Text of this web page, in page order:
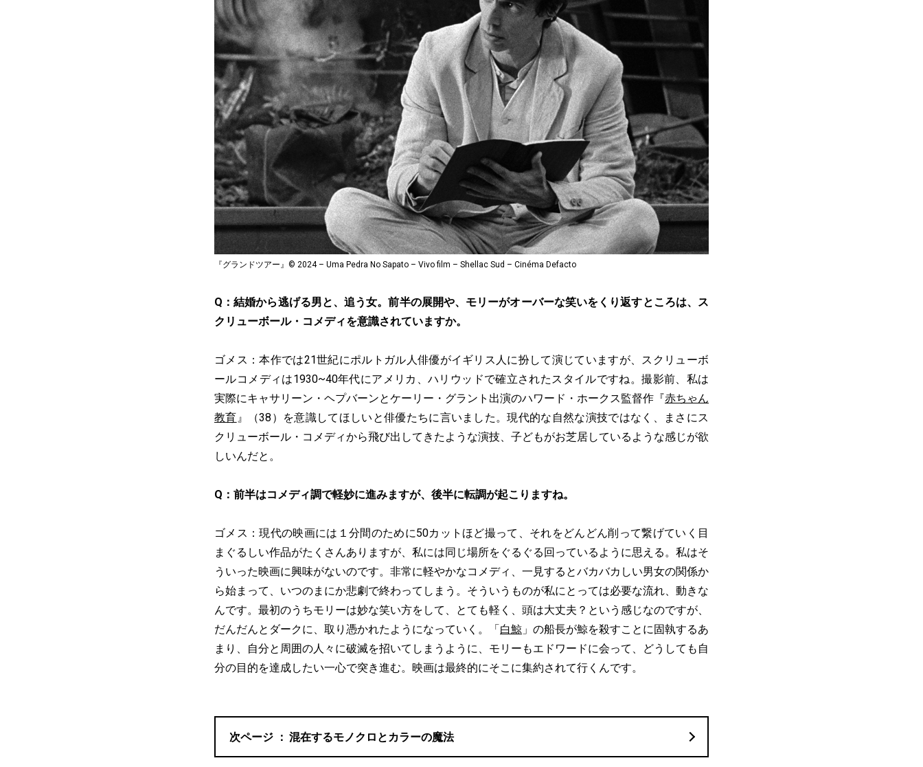
『グランドツアー』© 2024 – Uma Pedra No Sapato – Vivo film – Shellac Sud – Cinéma Defacto
Q：結婚から逃げる男と、追う女。前半の展開や、モリーがオーバーな笑いをくり返すところは、ス
クリューボール・コメディを意識されていますか。
ゴメス：本作では21世紀にポルトガル人俳優がイギリス人に扮して演じていますが、スクリューボ
ールコメディは1930~40年代にアメリカ、ハリウッドで確立されたスタイルですね。撮影前、私は
実際にキャサリーン・ヘプバーンとケーリー・グラント出演のハワード・ホークス監督作『赤ちゃん
教育』（38）を意識してほしいと俳優たちに言いました。現代的な自然な演技ではなく、まさにス
クリューボール・コメディから飛び出してきたような演技、子どもがお芝居しているような感じが欲
しいんだと。
Q：前半はコメディ調で軽妙に進みますが、後半に転調が起こりますね。
ゴメス：現代の映画には１分間のために50カットほど撮って、それをどんどん削って繋げていく目
まぐるしい作品がたくさんありますが、私には同じ場所をぐるぐる回っているように思える。私はそ
ういった映画に興味がないのです。非常に軽やかなコメディ、一見するとバカバカしい男女の関係か
ら始まって、いつのまにか悲劇で終わってしまう。そういうものが私にとっては必要な流れ、動きな
んです。最初のうちモリーは妙な笑い方をして、とても軽く、頭は大丈夫？という感じなのですが、
だんだんとダークに、取り憑かれたようになっていく。「 白鯨 」の船長が鯨を殺すことに固執するあ
まり、自分と周囲の人々に破滅を招いてしまうように、モリーもエドワードに会って、どうしても自
分の目的を達成したい一心で突き進む。映画は最終的にそこに集約されて行くんです。
混在するモノクロとカラーの魔法